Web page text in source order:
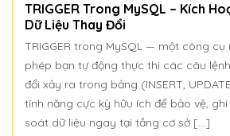
TRIGGER Trong MySQL – Kích
Dữ Liệu Thay Đổi
TRIGGER trong MySQL — một công
phép bạn tự động thực thi các câu
đổi xảy ra trong bảng (INSERT,
tính năng cực kỳ hữu ích để bảo vệ,
soát dữ liệu ngay tại tầng cơ sở […]